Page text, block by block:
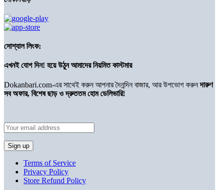
সোশ্যাল লিংক:
এখনই যোগ দিন! হয়ে উঠুন আমাদের নিয়মিত কাস্টমার
Dokanbari.com-এর সাথেই করুন আপনার দৈনন্দিন বাজার, আর উপভোগ করুনদারুণ
সব অফার, বিশেষ ছাড় ও দ্রুততম হোম ডেলিভারি!
Terms of Service
Privacy Policy
Store Refund Policy